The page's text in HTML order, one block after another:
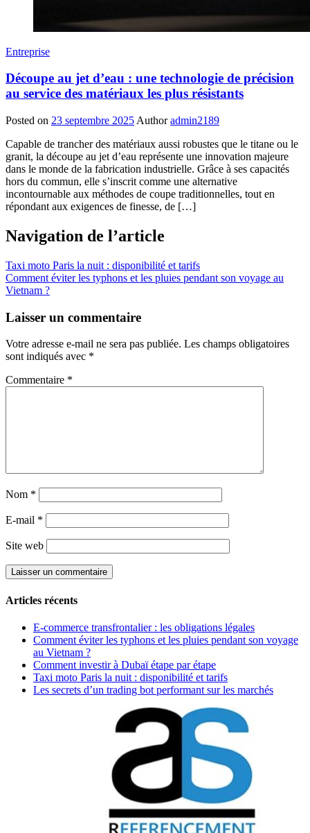
Entreprise
Découpe au jet d’eau : une technologie de précision
au service des matériaux les plus résistants
Posted on 23 septembre 2025 Author admin2189
Capable de trancher des matériaux aussi robustes que le titane ou le
granit, la découpe au jet d’eau représente une innovation majeure
dans le monde de la fabrication industrielle. Grâce à ses capacités
hors du commun, elle s’inscrit comme une alternative
incontournable aux méthodes de coupe traditionnelles, tout en
répondant aux exigences de finesse, de […]
Navigation de l’article
Taxi moto Paris la nuit : disponibilité et tarifs
Comment éviter les typhons et les pluies pendant son voyage au
Vietnam ?
Laisser un commentaire
Votre adresse e-mail ne sera pas publiée. Les champs obligatoires
sont indiqués avec *
Commentaire *
Nom *
E-mail *
Site web
Articles récents
E-commerce transfrontalier : les obligations légales
Comment éviter les typhons et les pluies pendant son voyage
au Vietnam ?
Comment investir à Dubaï étape par étape
Taxi moto Paris la nuit : disponibilité et tarifs
Les secrets d’un trading bot performant sur les marchés